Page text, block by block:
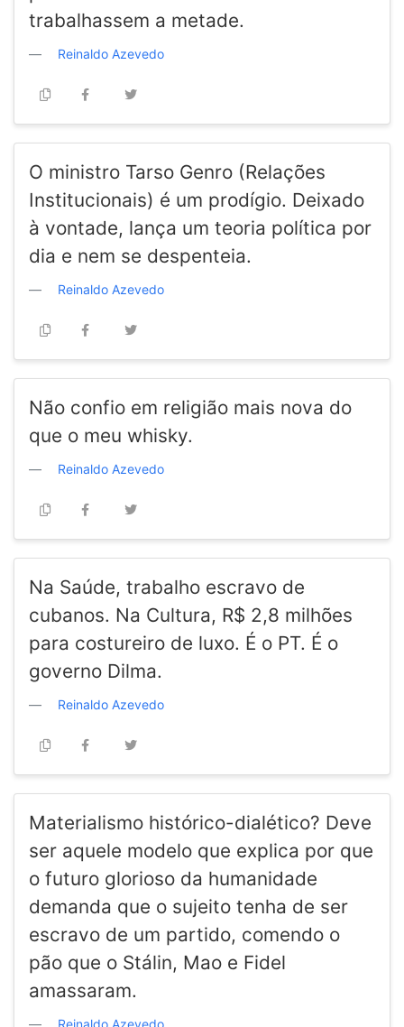
trabalhassem a metade.
Reinaldo Azevedo
O ministro Tarso Genro (Relações
Institucionais) é um prodígio. Deixado
à vontade, lança um teoria política por
dia e nem se despenteia.
Reinaldo Azevedo
Não confio em religião mais nova do
que o meu whisky.
Reinaldo Azevedo
Na Saúde, trabalho escravo de
cubanos. Na Cultura, R$ 2,8 milhões
para costureiro de luxo. É o PT. É o
governo Dilma.
Reinaldo Azevedo
Materialismo histórico-dialético? Deve
ser aquele modelo que explica por que
o futuro glorioso da humanidade
demanda que o sujeito tenha de ser
escravo de um partido, comendo o
pão que o Stálin, Mao e Fidel
amassaram.